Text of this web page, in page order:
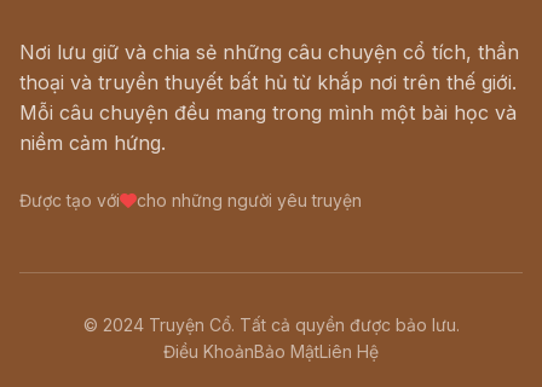
Nơi lưu giữ và chia sẻ những câu chuyện cổ tích, thần
thoại và truyền thuyết bất hủ từ khắp nơi trên thế giới.
Mỗi câu chuyện đều mang trong mình một bài học và
niềm cảm hứng.
Được tạo với cho những người yêu truyện
© 2024 Truyện Cổ. Tất cả quyền được bảo lưu.
Điều KhoảnBảo MậtLiên Hệ